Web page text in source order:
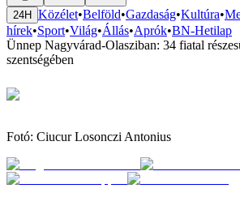
24H Közélet•Belföld•Gazdaság•Kultúra•
hírek•Sport•Világ•Állás•Aprók•BN-Hetilap
Ünnep Nagyvárad-Olasziban: 34 fiatal
szentségében
Fotó: Ciucur Losonczi Antonius